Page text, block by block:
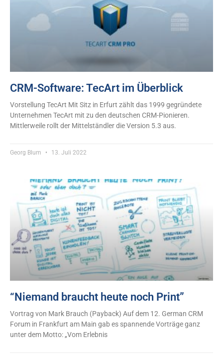
CRM-Software: TecArt im Überblick
Vorstellung TecArt Mit Sitz in Erfurt zählt das 1999 gegründete
Unternehmen TecArt mit zu den deutschen CRM-Pionieren.
Mittlerweile rollt der Mittelständler die Version 5.3 aus.
Georg Blum 13. Juli 2022
“Niemand braucht heute noch Print”
Vortrag von Mark Brauch (Payback) Auf dem 12. German CRM
Forum in Frankfurt am Main gab es spannende Vorträge ganz
unter dem Motto: „Vom Erlebnis